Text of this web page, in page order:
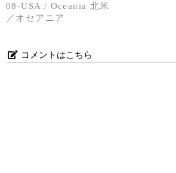
08-USA / Oceania 北米
／オセアニア
コメントはこちら